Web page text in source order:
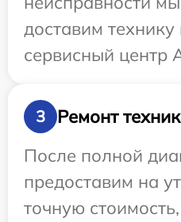
доставим технику
сервисный центр
3
Ремонт
После полной
предоставим на
точную